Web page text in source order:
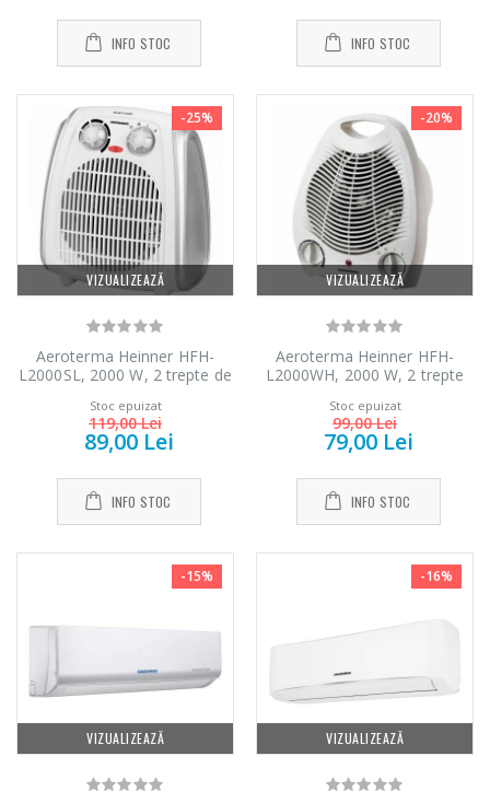
INFO STOC INFO STOC
VIZUALIZEAZĂ
-25%
Aeroterma Heinner HFH-
L2000SL, 2000 W, 2 trepte de
Stoc epuizat
119,00 Lei
89,00 Lei
INFO STOC
VIZUALIZEAZĂ
-20%
Aeroterma Heinner HFH-
L2000WH, 2000 W, 2 trepte
Alb
Stoc epuizat
99,00 Lei
79,00 Lei
INFO STOC
VIZUALIZEAZĂ
-15%
VIZUALIZEAZĂ
-16%